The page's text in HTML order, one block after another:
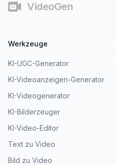
VideoGen
Werkzeuge
KI-UGC-Generator
KI-Videoanzeigen-Generator
KI-Videogenerator
KI-Bilderzeuger
KI-Video-Editor
Text zu Video
Bild zu Video